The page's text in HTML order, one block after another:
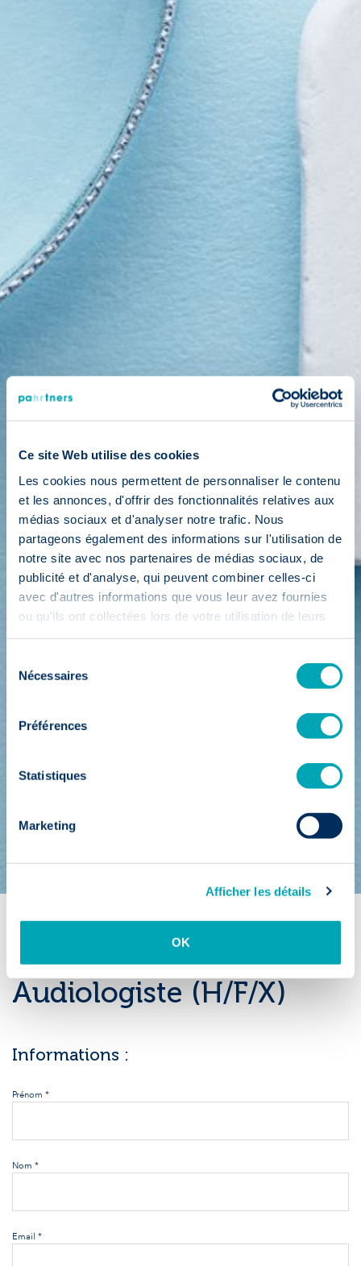
Ce site Web utilise des cookies
Les cookies nous permettent de personnaliser le contenu
et les annonces, d'offrir des fonctionnalités relatives aux
médias sociaux et d'analyser notre trafic. Nous
partageons également des informations sur l'utilisation de
notre site avec nos partenaires de médias sociaux, de
publicité et d'analyse, qui peuvent combiner celles-ci
avec d'autres informations que vous leur avez fournies
ou qu'ils ont collectées lors de votre utilisation de leurs
Nécessaires
Préférences
Statistiques
Marketing
Afficher les détails
OK
La Louvière
Audiologiste (H/F/X)
Informations :
Prénom *
Nom *
Email *